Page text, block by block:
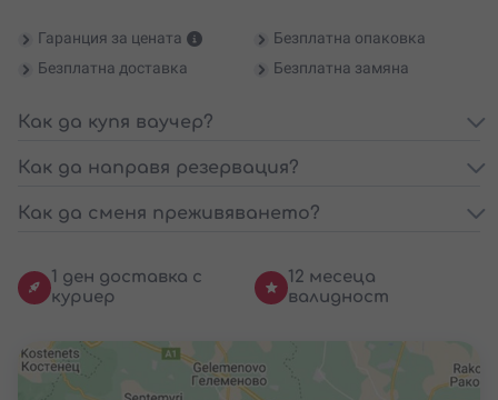
Гаранция за цената
Безплатна опаковка
Безплатна доставка
Безплатна замяна
Как да купя ваучер?
Как да направя резервация?
Как да сменя преживяването?
1 ден доставка с
куриер
12 месеца
валидност